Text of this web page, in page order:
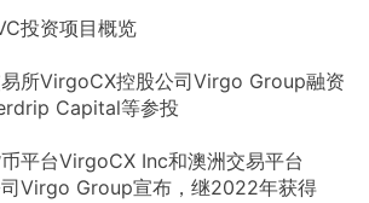
投资项目概览
所VirgoCX控股公司Virgo Group融资
Capital等参投
平台VirgoCX Inc和澳洲交易平台
Virgo Group宣布，继2022年获得